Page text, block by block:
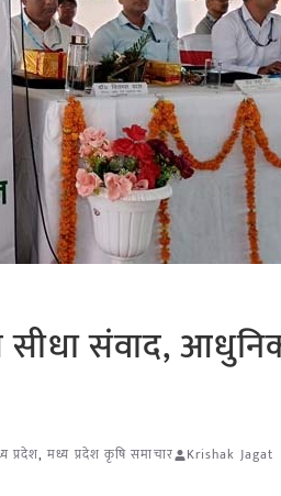
सीधा संवाद,
प्रदेश,मध्य प्रदेश कृषि समाचार Krishak Jagat